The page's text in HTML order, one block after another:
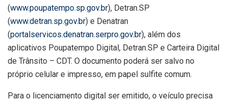
(www.poupatempo.sp.gov.br), Detran.SP
(www.detran.sp.gov.br) e Denatran
(portalservicos.denatran.serpro.gov.br), além dos
aplicativos Poupatempo Digital, Detran.SP e Carteira Digital
de Trânsito – CDT. O documento poderá ser salvo no
próprio celular e impresso, em papel sulfite comum.
Para o licenciamento digital ser emitido, o veículo precisa